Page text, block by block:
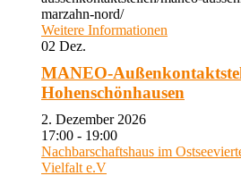
marzahn-nord/
Weitere Informationen
02 Dez.
MANEO-
Hohenschönhausen
2. Dezember 2026
17:00 - 19:00
Nachbarschaftshaus im
Vielfalt e.V